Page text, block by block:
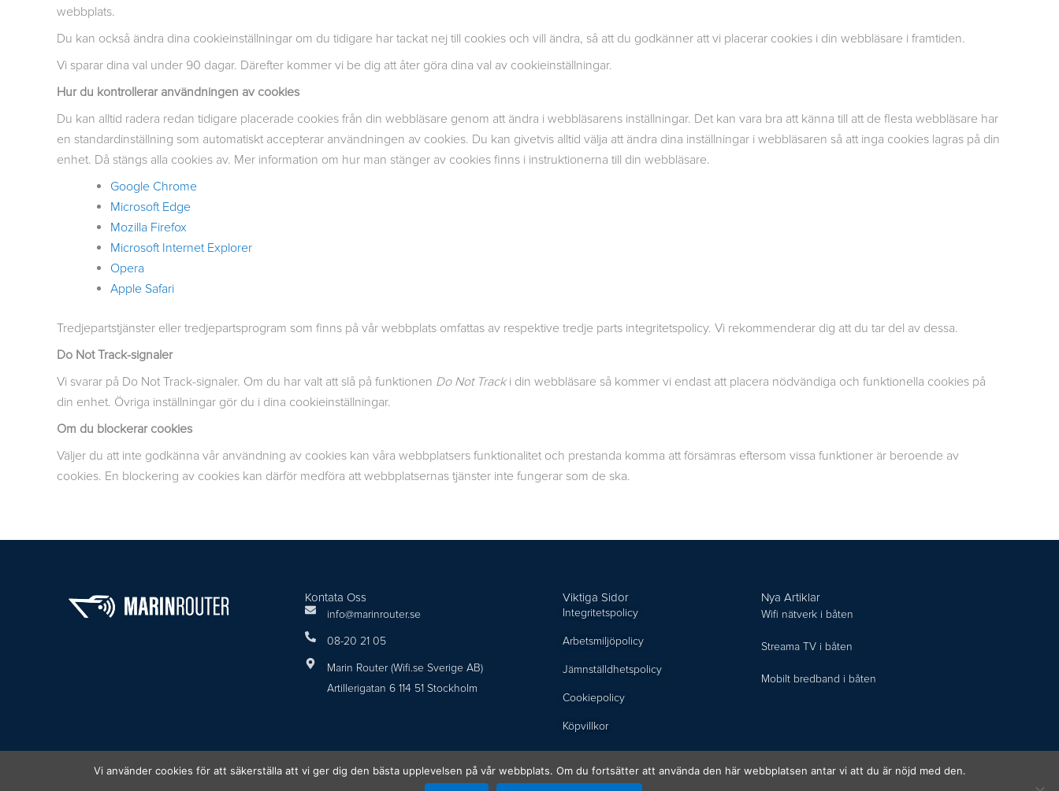
webbplats.
Du kan också ändra dina cookieinställningar om du tidigare har tackat nej till cookies och vill ändra, så att du godkänner att vi placerar cookies i din webbläsare i framtiden.
Vi sparar dina val under 90 dagar. Därefter kommer vi be dig att åter göra dina val av cookieinställningar.
Hur du kontrollerar användningen av cookies
Du kan alltid radera redan tidigare placerade cookies från din webbläsare genom att ändra i webbläsarens inställningar. Det kan vara bra att känna till att de flesta webbläsare har
en standardinställning som automatiskt accepterar användningen av cookies. Du kan givetvis alltid välja att ändra dina inställningar i webbläsaren så att inga cookies lagras på din
enhet. Då stängs alla cookies av. Mer information om hur man stänger av cookies finns i instruktionerna till din webbläsare.
Google Chrome
Microsoft Edge
Mozilla Firefox
Microsoft Internet Explorer
Opera
Apple Safari
Tredjepartstjänster eller tredjepartsprogram som finns på vår webbplats omfattas av respektive tredje parts integritetspolicy. Vi rekommenderar dig att du tar del av dessa.
Do Not Track-signaler
Vi svarar på Do Not Track-signaler. Om du har valt att slå på funktionen Do Not Tracki din webbläsare så kommer vi endast att placera nödvändiga och funktionella cookies på
din enhet. Övriga inställningar gör du i dina cookieinställningar.
Om du blockerar cookies
Väljer du att inte godkänna vår användning av cookies kan våra webbplatsers funktionalitet och prestanda komma att försämras eftersom vissa funktioner är beroende av
cookies. En blockering av cookies kan därför medföra att webbplatsernas tjänster inte fungerar som de ska.
Kontata Oss
info@marinrouter.se
08-20 21 05
Marin Router (Wifi.se Sverige AB)
Artillerigatan 6 114 51 Stockholm
Viktiga Sidor
Integritetspolicy
Arbetsmiljöpolicy
Jämnställdhetspolicy
Cookiepolicy
Köpvillkor
Nya Artiklar
Wifi nätverk i båten
Streama TV i båten
Mobilt bredband i båten
Vi använder cookies för att säkerställa att vi ger dig den bästa upplevelsen på vår webbplats. Om du fortsätter att använda den här webbplatsen antar vi att du är nöjd med den.